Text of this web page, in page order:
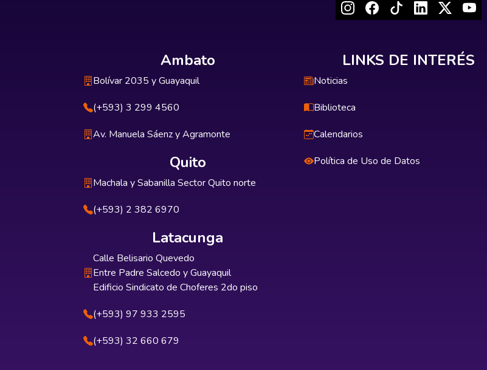
Ambato
Bolívar 2035 y Guayaquil
(+593) 3 299 4560
Av. Manuela Sáenz y Agramonte
Quito
Machala y Sabanilla Sector Quito norte
(+593) 2 382 6970
Latacunga
Calle Belisario Quevedo
Entre Padre Salcedo y Guayaquil
Edificio Sindicato de Choferes 2do piso
(+593) 97 933 2595
(+593) 32 660 679
LINKS DE INTERÉS
Noticias
Biblioteca
Calendarios
Política de Uso de Datos